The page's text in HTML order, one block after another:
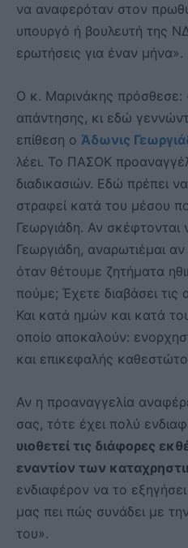
να αναφερόταν στον
υπουργό ή βουλευτή της
ερωτήσεις για έναν μήνα».
Ο κ. Μαρινάκης
απάντησης, κι εδώ
επίθεση ο Άδωνις
λέει. Το ΠΑΣΟΚ
διαδικασιών. Εδώ πρέπει
στραφεί κατά του μέσου
Γεωργιάδη. Αν
Γεωργιάδη, αναρωτιέμαι
όταν θέτουμε ζητήματα
πούμε; Έχετε διαβάσει
Και κατά ημών και κατά
οποίο αποκαλούν:
και επικεφαλής
Αν η προαναγγελία
σας, τότε έχει πολύ
υιοθετεί τις διάφορες
εναντίον των
ενδιαφέρον να το
μας πει πώς συνάδει με
του».